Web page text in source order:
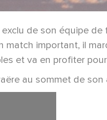
de son équipe
important, il
et va en profiter
au sommet de son